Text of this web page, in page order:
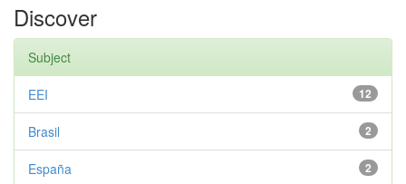
Discover
Subject
12
EEI
2
Brasil
2
España